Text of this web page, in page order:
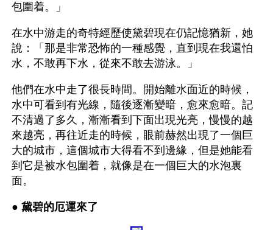
包圍着。」
在水中游走的奇特經歷使黛碧現在仍記憶猶新，她
說：「那是非常恐怖的一種感覺，直到現在我還怕
水，不敢再下水，從來不敢去游泳。」
他們在水中走了很長時間。開始離水面近的時候，
水中可看到有光線，隨後逐漸變暗，愈來愈暗。記
不清過了多久，漸漸看到下面出現光亮，慢慢的越
來越亮，再往近走的時候，眼前赫然出現了一個巨
大的城市，這個城市大得看不到邊緣，但是她能看
到它是被水包圍着，就像是在一個巨大的水泡裏
面。
● 黛碧的厄運來了